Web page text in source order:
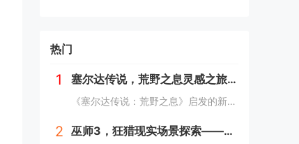
热门
1 塞尔达传说，荒野之息灵感之旅——新西兰南岛峡湾探秘与荒野生存体验
《塞尔达传说：荒野之息》启发的新西兰南岛之旅，探索了其壮丽的自然风光与荒野生存体验。在峡湾国家公园，你将亲历游戏般的奇妙景色，从镜面般的湖泊、雄伟的山脉到神秘的森林，每一处都仿佛是游戏中的场景再现。你可以参与野外生存活动，学习采集、搭建庇护...
2 巫师3，狂猎现实场景探索——波兰的梅德韦德堡与温特堡城堡的奇幻之旅